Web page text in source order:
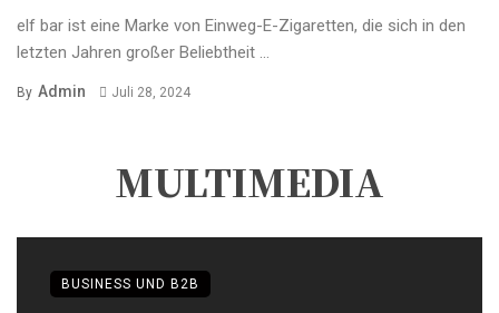
elf bar ist eine Marke von Einweg-E-Zigaretten, die sich in den
letzten Jahren großer Beliebtheit ...
By Admin Juli 28, 2024
MULTIMEDIA
BUSINESS UND B2B